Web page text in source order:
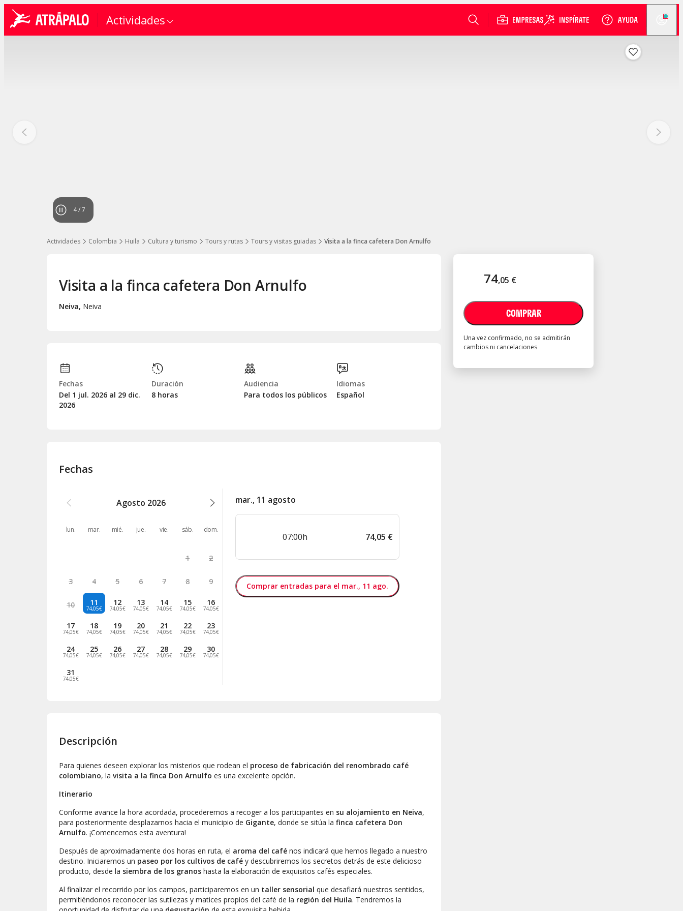
Actividades
4/7
Actividades Colombia Huila Cultura y turismo Tours y rutas Tours y visitas guiadas Visita a la finca cafetera Don Arnulfo
74,05 €
COMPRAR
Una vez confirmado, no se admitirán
cambios ni cancelaciones
Visita a la finca cafetera Don Arnulfo
Neiva, Neiva
Fechas
Del 1 jul. 2026 al 29 dic.
2026
Duración
8 horas
Audiencia
Para todos los públicos
Idiomas
Español
Fechas
Agosto 2026
lun. mar. mié. jue. vie. sáb. dom.
1 2
3 4 5 6 7 8 9
10 11
74,05€
12
74,05€
13
74,05€
14
74,05€
15
74,05€
16
74,05€
17
74,05€
18
74,05€
19
74,05€
20
74,05€
21
74,05€
22
74,05€
23
74,05€
24
74,05€
25
74,05€
26
74,05€
27
74,05€
28
74,05€
29
74,05€
30
74,05€
31
74,05€
mar., 11 agosto
07:00h 74,05 €
Comprar entradas para el mar., 11 ago.
Descripción
Para quienes deseen explorar los misterios que rodean el proceso de fabricación del renombrado café
colombiano, la visita a la finca Don Arnulfo es una excelente opción.
Itinerario
Conforme avance la hora acordada, procederemos a recoger a los participantes en su alojamiento en Neiva,
para posteriormente desplazarnos hacia el municipio de Gigante, donde se sitúa la finca cafetera Don
Arnulfo. ¡Comencemos esta aventura!
Después de aproximadamente dos horas en ruta, el aroma del café nos indicará que hemos llegado a nuestro
destino. Iniciaremos un paseo por los cultivos de café y descubriremos los secretos detrás de este delicioso
producto, desde la siembra de los granos hasta la elaboración de exquisitos cafés especiales.
Al finalizar el recorrido por los campos, participaremos en un taller sensorial que desafiará nuestros sentidos,
permitiéndonos reconocer las sutilezas y matices propios del café de la región del Huila. Tendremos la